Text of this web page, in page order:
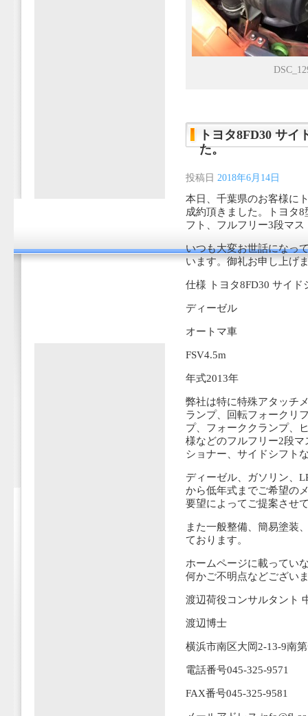
トヨタ8FD30 サ
た。
投稿日 2018年6月14日
本日、千葉県のお客様に
成約頂きました。トヨタ
フト、フルフリー3段マ
いつも大変お世話になっ
います。御礼お申し上げ
仕様 トヨタ8FD30 サイド
ディーゼル
オートマ車
FSV4.5m
年式2013年
弊社は特に特殊アタッチ
ランプ、回転フォークリ
プ、フォーククランプ、
様などのフルフリー2段
ショナー、サイドシフト
ディーゼル、ガソリン、
から低年式までご希望の
要望によってご提案させ
また一般整備、簡易塗装
ております。
ホームページに載ってい
何かご不明点などござい
渡辺荷役コンサルタント
渡辺博士
横浜市南区大岡2-13-9南
電話番号045-325-9571
FAX番号045-325-9581